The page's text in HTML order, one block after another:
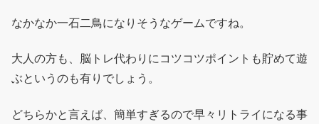
なかなか一石二鳥になりそうなゲームですね。
大人の方も、脳トレ代わりにコツコツポイントも貯めて遊
ぶというのも有りでしょう。
どちらかと言えば、簡単すぎるので早々リトライになる事